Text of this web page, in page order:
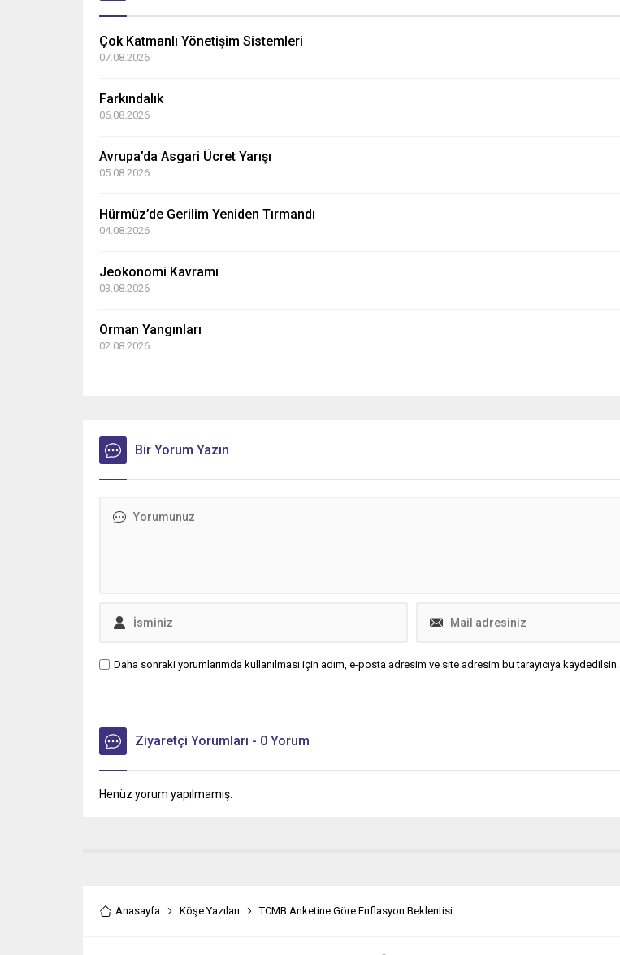
Çok Katmanlı Yönetişim Sistemleri
07.08.2026
Farkındalık
06.08.2026
Avrupa’da Asgari Ücret Yarışı
05.08.2026
Hürmüz’de Gerilim Yeniden Tırmandı
04.08.2026
Jeokonomi Kavramı
03.08.2026
Orman Yangınları
02.08.2026
Bir Yorum Yazın
Daha sonraki yorumlarımda kullanılması için adım, e-posta adresim ve site adresim bu tarayıcıya kaydedilsin.
Ziyaretçi Yorumları - 0 Yorum
Henüz yorum yapılmamış.
Anasayfa Köşe Yazıları TCMB Anketine Göre Enflasyon Beklentisi